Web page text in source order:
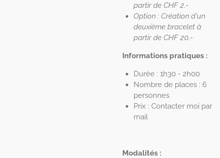
partir de CHF 2.-
Option : Création d'un
deuxième bracelet à
partir de CHF 20.-
Informations pratiques :
Durée : 1h30 - 2h00
Nombre de places : 6
personnes
Prix : Contacter moi par
mail
Modalités :